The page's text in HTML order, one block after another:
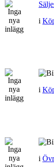
i
i
i